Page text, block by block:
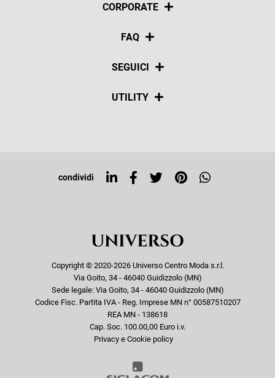
CORPORATE
Chi siamo
FAQ
Pagamenti
SEGUICI
Social
UTILITY
Top ricerche
condividi
Copyright © 2020-2026 Universo Centro Moda s.r.l.
Via Goito, 34 - 46040 Guidizzolo (MN)
Sede legale: Via Goito, 34 - 46040 Guidizzolo (MN)
Codice Fisc. Partita IVA - Reg. Imprese MN n° 00587510207
REA MN - 138618
Cap. Soc. 100.00,00 Euro i.v.
Privacy e Cookie policy